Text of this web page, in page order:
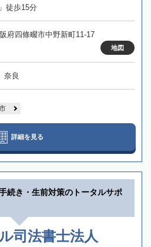
徒歩15分
府四條畷市中野新町11-17
地図
奈良
詳細を見る
続き・生前対策のトータルサポ
司法書士法人